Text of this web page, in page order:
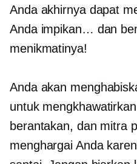
Anda akhirnya dapat
Anda impikan… dan
menikmatinya!
Anda akan
untuk
berantakan, dan mitra
menghargai Anda